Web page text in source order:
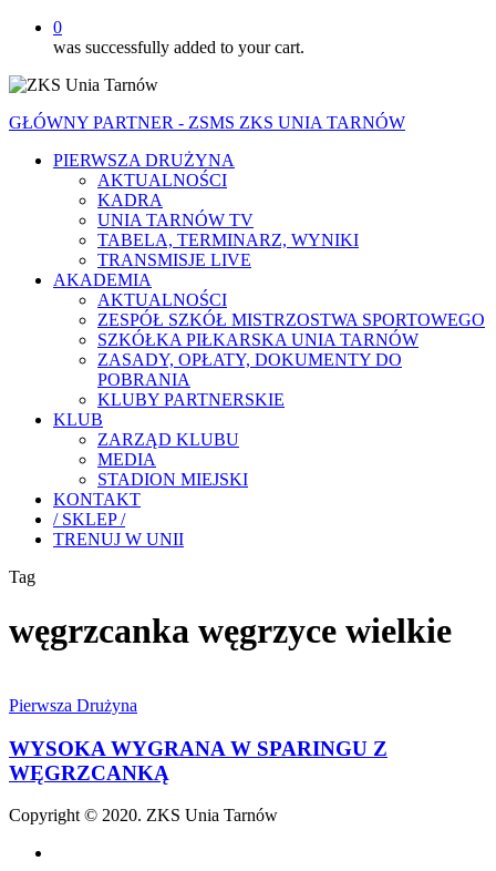
0
was successfully added to your cart.
GŁÓWNY PARTNER - ZSMS ZKS UNIA TARNÓW
PIERWSZA DRUŻYNA
AKTUALNOŚCI
KADRA
UNIA TARNÓW TV
TABELA, TERMINARZ, WYNIKI
TRANSMISJE LIVE
AKADEMIA
AKTUALNOŚCI
ZESPÓŁ SZKÓŁ MISTRZOSTWA SPORTOWEGO
SZKÓŁKA PIŁKARSKA UNIA TARNÓW
ZASADY, OPŁATY, DOKUMENTY DO
POBRANIA
KLUBY PARTNERSKIE
KLUB
ZARZĄD KLUBU
MEDIA
STADION MIEJSKI
KONTAKT
/ SKLEP /
TRENUJ W UNII
Tag
węgrzcanka węgrzyce wielkie
WYGRANA
SPARINGU
Z
WĘGRZCANKĄ
Pierwsza Drużyna
WYSOKA WYGRANA W SPARINGU Z
WĘGRZCANKĄ
Copyright © 2020. ZKS Unia Tarnów